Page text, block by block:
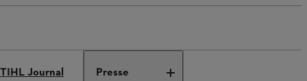
Journal Presse